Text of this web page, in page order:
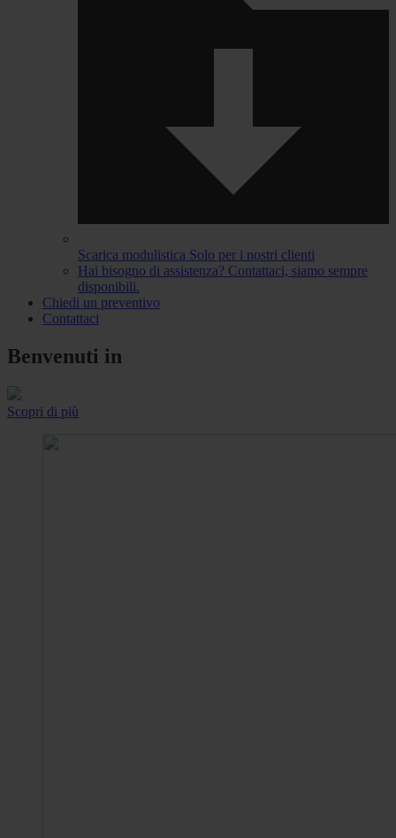
Scarica modulistica Solo per i nostri clienti
Hai bisogno di assistenza? Contattaci, siamo sempre
disponibili.
Chiedi un preventivo
Contattaci
Benvenuti in
Scopri di più